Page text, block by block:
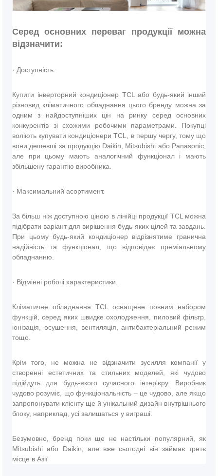
Серед основних переваг продукції можна
відзначити:
· Доступність.
Купити інверторний кондиціонер TCL або будь-який інший
різновид кліматичного обладнання цього бренду можна за
одним з найдоступніших цін на ринку серед основних
конкурентів зі схожими робочими параметрами. Покупці
воліють купувати кондиціонери TCL, в першу чергу, тому що
вони дешевші за продукцію Daikin, Mitsubishi або Panasonic,
але при цьому мають аналогічний функціонал і мають
збільшену гарантію виробника.
· Максимальний асортимент.
За більш ніж доступною ціною в лінійці продукції TCL можна
підібрати варіант для вирішення будь-яких цілей та завдань.
При цьому будь-який кондиціонер відрізнятиме гранична
надійність та функціонал, що відповідає преміальному
обладнанню.
· Відмінні робочі характеристики.
Кліматичне обладнання TCL оснащене повним набором
функцій, серед яких швидке охолодження, пиловий фільтр,
іонізація, осушення, вентиляція, антибактеріальний режим
тощо.
Крім того, не можна не відзначити зусилля компанії у
створенні естетичних та стильних моделей, які чудово
підійдуть для будь-якого сучасного інтер'єру. Виробник
чудово розуміє, що функціональність – це чудово, але якщо
запропонувати клієнту ще й унікальний дизайн внутрішнього
блоку, наприклад, усі залишаться у виграші.
Безумовно, бренд поки ще не настільки популярний, як
Mitsubishi або Daikin, але вже сьогодні він займає третє
місце в Азії